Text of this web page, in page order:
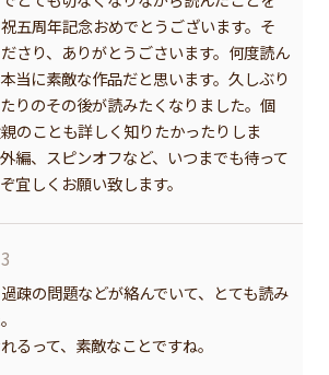
五周年記念おめでとうございます。そ
さり、ありがとうごさいます。何度読ん
当に素敵な作品だと思います。久しぶり
りのその後が読みたくなりました。個
のことも詳しく知りたかったりしま
編、スピンオフなど、いつまでも待って
宜しくお願い致します。
疎の問題などが絡んでいて、とても読み
るって、素敵なことですね。